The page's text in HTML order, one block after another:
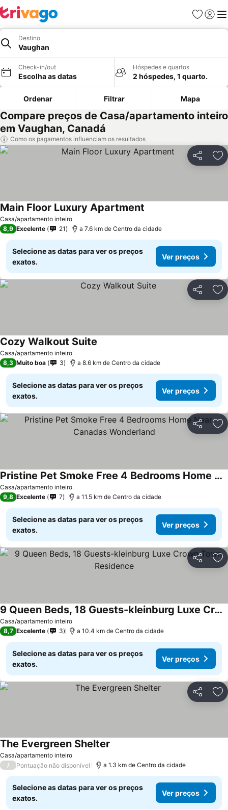
Favoritos
Iniciar
Destino
Vaughan
Check-in/out
Escolha as datas
Hóspedes e quartos
2 hóspedes, 1 quarto.
Ordenar Filtrar Mapa
Compare preços de Casa/apartamento inteiro
em Vaughan, Canadá
Como os pagamentos influenciam os resultados
Partilhar
Casa/apartamento inteiro
Main Floor Luxury Apartment
8,9 Excelente 21 a 7.6 km de Centro da cidade
Selecione as datas para ver os preços
exatos.
Ver preços
Partilhar
Casa/apartamento inteiro
Cozy Walkout Suite
8,3 Muito boa 3 a 8.6 km de Centro da cidade
Selecione as datas para ver os preços
exatos.
Ver preços
Partilhar
Casa/apartamento inteiro
Pristine Pet Smoke Free 4 Bedrooms Home Near Canadas Wonderland
9,8 Excelente 7 a 11.5 km de Centro da cidade
Selecione as datas para ver os preços
exatos.
Ver preços
Partilhar
Casa/apartamento inteiro
9 Queen Beds, 18 Guests-kleinburg Luxe Crown Town Residence
8,7 Excelente 3 a 10.4 km de Centro da cidade
Selecione as datas para ver os preços
exatos.
Ver preços
Partilhar
Casa/apartamento inteiro
The Evergreen Shelter
/ Pontuação não disponível a 1.3 km de Centro da cidade
Selecione as datas para ver os preços
exatos.
Ver preços